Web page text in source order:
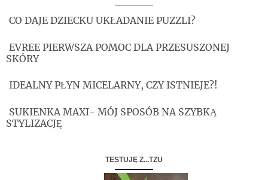
CO DAJE DZIECKU UKŁADANIE PUZZLI?
EVREE PIERWSZA POMOC DLA PRZESUSZONEJ
SKÓRY
IDEALNY PŁYN MICELARNY, CZY ISTNIEJE?!
SUKIENKA MAXI- MÓJ SPOSÓB NA SZYBKĄ
STYLIZACJĘ
TESTUJĘ Z...TZU